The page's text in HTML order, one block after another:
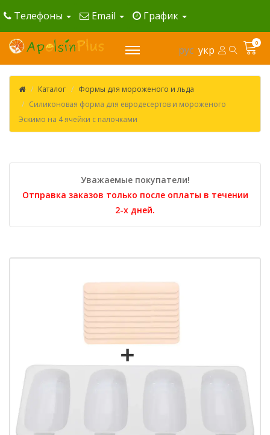
Телефоны Email График
рус укр
0
Каталог
Формы для мороженого и льда
Силиконовая форма для евродесертов и мороженого
Эскимо на 4 ячейки с палочками
Уважаемые покупатели!
Отправка заказов только после оплаты в течении
2-х дней.